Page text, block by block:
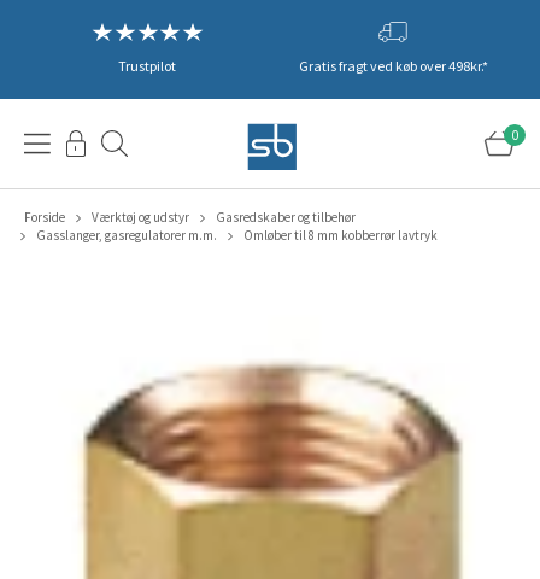
Trustpilot Gratis fragt ved køb over 498kr.*
0
Forside Værktøj og udstyr
Gasredskaber og tilbehør
Gasslanger, gasregulatorer m.m.
Omløber til 8 mm kobberrør lavtryk